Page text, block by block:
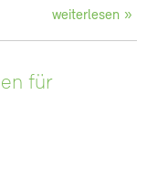
weiterlesen
für